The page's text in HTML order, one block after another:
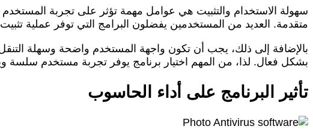
سهولة الاستخدام والتثبيت هي عوامل مهمة تؤثر على تجربة
متقدمة. العديد من المستخدمين يفضلون البرامج التي توفر عملية
بالإضافة إلى ذلك، يجب أن تكون واجهة المستخدم واضحة وسهلة
بشكل فعال. لذا، من المهم اختيار برنامج يوفر تجربة مستخدم سلسة
تأثير البرنامج على أداء الحاسوب